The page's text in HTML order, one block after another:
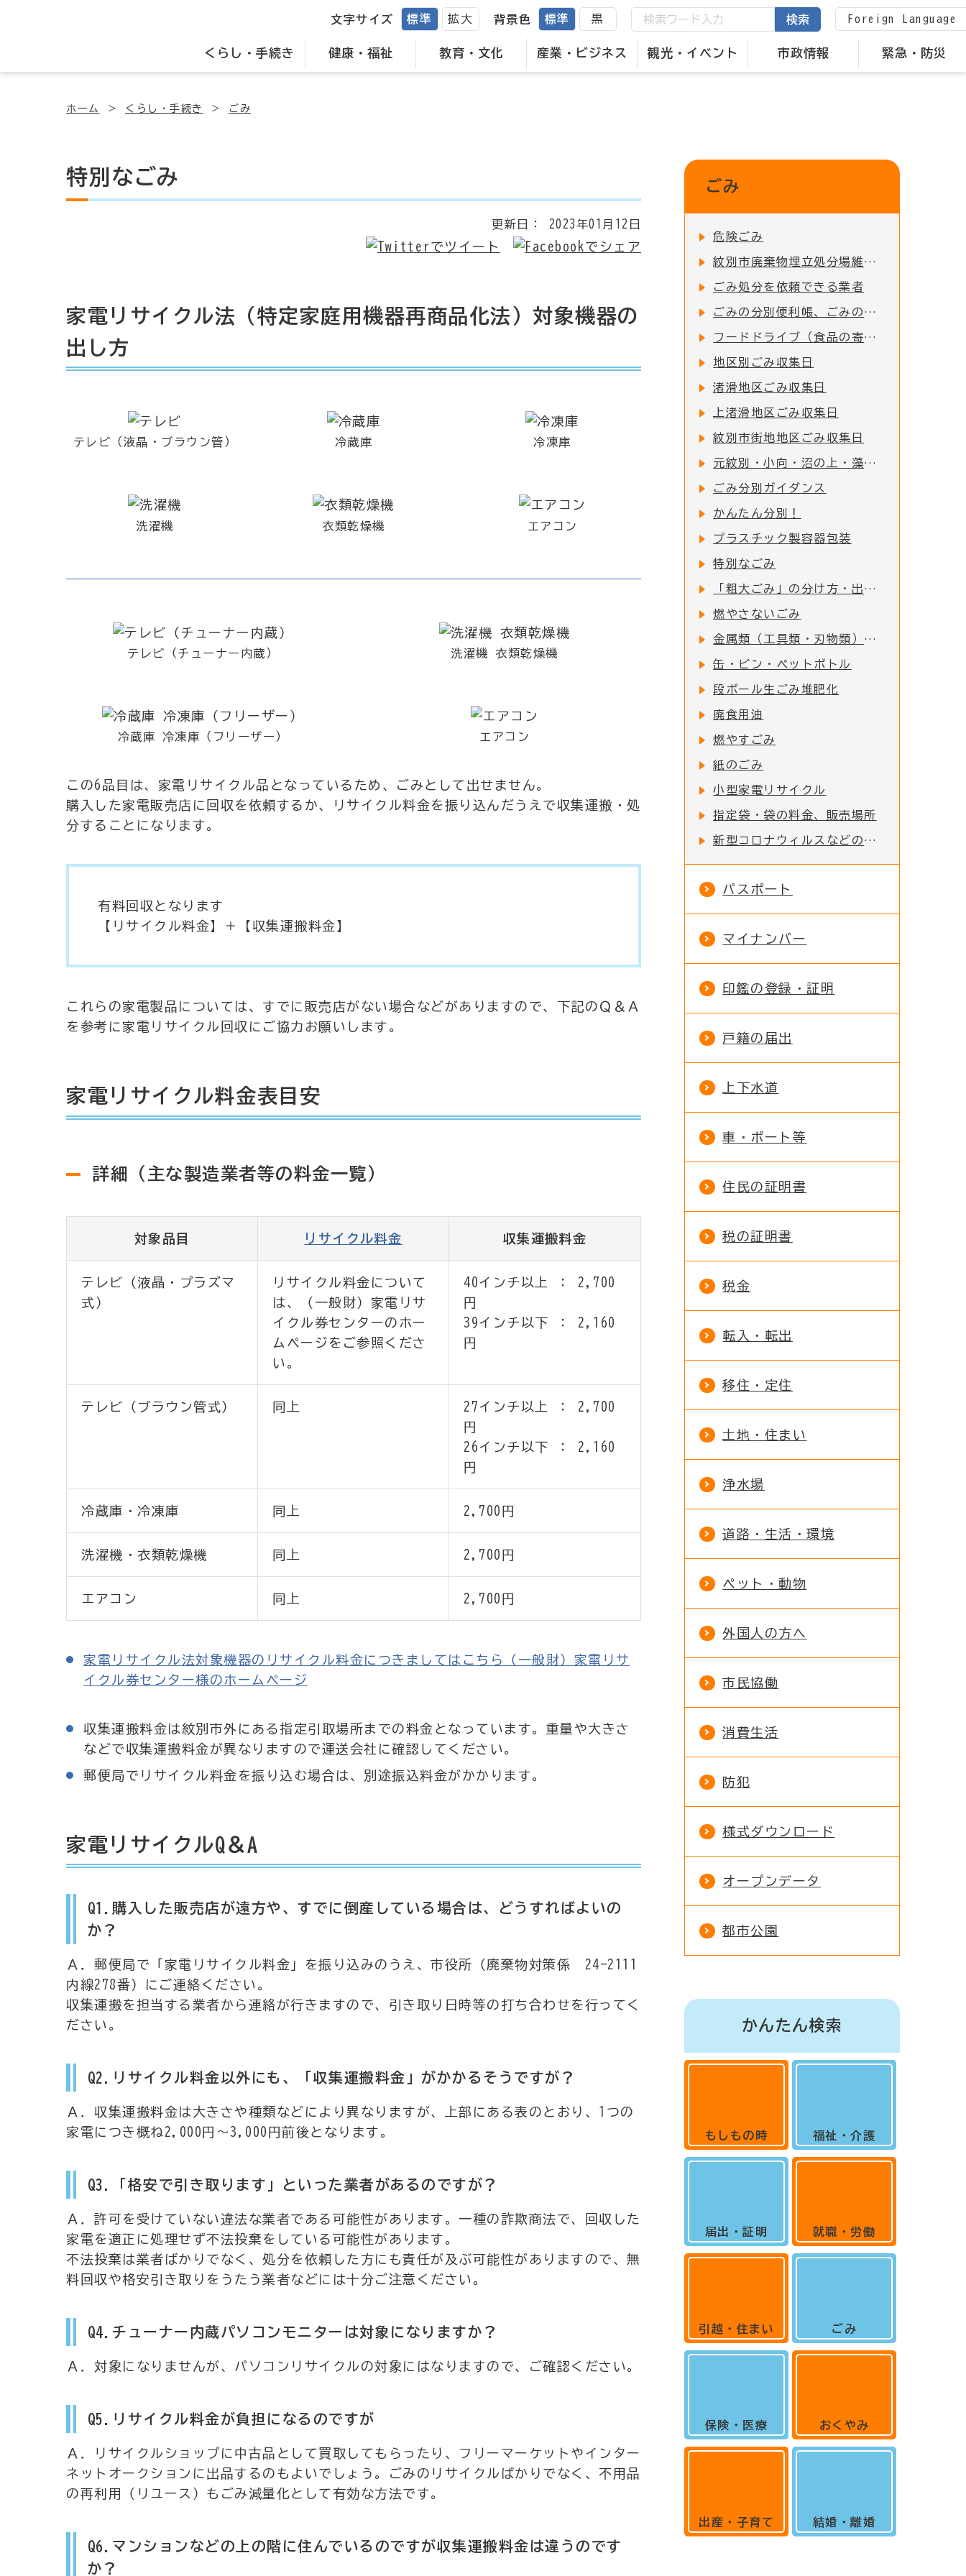
くらし・手続き 健康・福祉 教育・文化 産業・ビジネス 観光・イベント 市政情報 緊急・防災
文字サイズ 標準 拡大 背景色 標準 黒 検索 Foreign Language
ホーム くらし・手続き ごみ
特別なごみ
更新日： 2023年01月12日
家電リサイクル法（特定家庭用機器再商品化法）対象機器の
出し方
テレビ（液晶・ブラウン管） 冷蔵庫 冷凍庫
洗濯機 衣類乾燥機 エアコン
テレビ（チューナー内蔵） 洗濯機 衣類乾燥機
冷蔵庫 冷凍庫（フリーザー） エアコン
この6品目は、家電リサイクル品となっているため、ごみとして出せません。
購入した家電販売店に回収を依頼するか、リサイクル料金を振り込んだうえで収集運搬・処
分することになります。
有料回収となります
【リサイクル料金】＋【収集運搬料金】
これらの家電製品については、すでに販売店がない場合などがありますので、下記のＱ＆Ａ
を参考に家電リサイクル回収にご協力お願いします。
家電リサイクル料金表目安
詳細（主な製造業者等の料金一覧）
対象品目 リサイクル料金 収集運搬料金
テレビ（液晶・プラズマ
式）
リサイクル料金について
は、（一般財）家電リサ
イクル券センターのホー
ムページをご参照くださ
い。
40インチ以上 ： 2,700
円
39インチ以下 ： 2,160
円
テレビ（ブラウン管式） 同上
27インチ以上 ： 2,700
円
26インチ以下 ： 2,160
円
冷蔵庫・冷凍庫 同上 2,700円
洗濯機・衣類乾燥機 同上 2,700円
エアコン 同上 2,700円
家電リサイクル法対象機器のリサイクル料金につきましてはこちら（一般財）家電リサ
イクル券センター様のホームページ
収集運搬料金は紋別市外にある指定引取場所までの料金となっています。重量や大きさ
などで収集運搬料金が異なりますので運送会社に確認してください。
郵便局でリサイクル料金を振り込む場合は、別途振込料金がかかります。
家電リサイクルQ＆A
Q1.購入した販売店が遠方や、すでに倒産している場合は、どうすればよいの
か？
Ａ．郵便局で「家電リサイクル料金」を振り込みのうえ、市役所（廃棄物対策係 24-2111
内線278番）にご連絡ください。
収集運搬を担当する業者から連絡が行きますので、引き取り日時等の打ち合わせを行ってく
ださい。
Q2.リサイクル料金以外にも、「収集運搬料金」がかかるそうですが？
Ａ．収集運搬料金は大きさや種類などにより異なりますが、上部にある表のとおり、1つの
家電につき概ね2,000円～3,000円前後となります。
Q3.「格安で引き取ります」といった業者があるのですが？
Ａ．許可を受けていない違法な業者である可能性があります。一種の詐欺商法で、回収した
家電を適正に処理せず不法投棄をしている可能性があります。
不法投棄は業者ばかりでなく、処分を依頼した方にも責任が及ぶ可能性がありますので、無
料回収や格安引き取りをうたう業者などには十分ご注意ください。
Q4.チューナー内蔵パソコンモニターは対象になりますか？
Ａ．対象になりませんが、パソコンリサイクルの対象にはなりますので、ご確認ください。
Q5.リサイクル料金が負担になるのですが
Ａ．リサイクルショップに中古品として買取してもらったり、フリーマーケットやインター
ネットオークションに出品するのもよいでしょう。ごみのリサイクルばかりでなく、不用品
の再利用（リユース）もごみ減量化として有効な方法です。
Q6.マンションなどの上の階に住んでいるのですが収集運搬料金は違うのです
か？
ごみ
危険ごみ
紋別市廃棄物埋立処分場維持管理状況
ごみ処分を依頼できる業者
ごみの分別便利帳、ごみの分け方・出し方
フードドライブ（食品の寄付）活動について
地区別ごみ収集日
渚滑地区ごみ収集日
上渚滑地区ごみ収集日
紋別市街地地区ごみ収集日
元紋別・小向・沼の上・藻別地区ごみ収集日
ごみ分別ガイダンス
かんたん分別！
プラスチック製容器包装
特別なごみ
「粗大ごみ」の分け方・出し方
燃やさないごみ
金属類（工具類・刃物類）※金属の塊がついた物で、一番長いところが50cm以内の物
缶・ビン・ペットボトル
段ボール生ごみ堆肥化
廃食用油
燃やすごみ
紙のごみ
小型家電リサイクル
指定袋・袋の料金、販売場所
新型コロナウィルスなどの感染症対策としてのご家庭でのマスク等の捨て方
パスポート
マイナンバー
印鑑の登録・証明
戸籍の届出
上下水道
車・ボート等
住民の証明書
税の証明書
税金
転入・転出
移住・定住
土地・住まい
浄水場
道路・生活・環境
ペット・動物
外国人の方へ
市民協働
消費生活
防犯
様式ダウンロード
オープンデータ
都市公園
かんたん検索
もしもの時
届出・証明
引越・住まい
保険・医療
出産・子育て
福祉・介護
就職・労働
ごみ
おくやみ
結婚・離婚